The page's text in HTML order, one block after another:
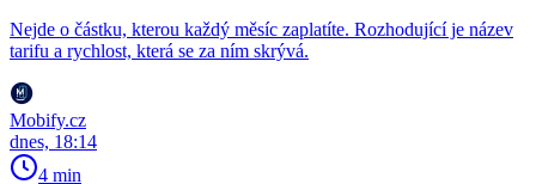
Nejde o částku, kterou každý měsíc zaplatíte. Rozhodující je název
tarifu a rychlost, která se za ním skrývá.
Mobify.cz
dnes, 18:14
4 min